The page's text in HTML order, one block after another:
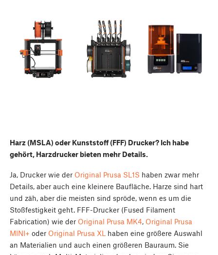
Harz (MSLA) oder Kunststoff (FFF) Drucker? Ich habe
gehört, Harzdrucker bieten mehr Details.
Ja, Drucker wie der Original Prusa SL1S haben zwar mehr
Details, aber auch eine kleinere Baufläche. Harze sind hart
und zäh, aber die meisten sind spröde, wenn es um die
Stoßfestigkeit geht. FFF-Drucker (Fused Filament
Fabrication) wie der Original Prusa MK4, Original Prusa
MINI+ oder Original Prusa XL haben eine größere Auswahl
an Materialien und auch einen größeren Bauraum. Sie